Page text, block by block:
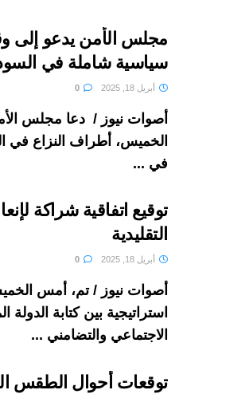
مجلس الأمن يدعو إلى
سياسية شاملة في
أبريل 18, 2025
أصوات نيوز / دعا مجلس
الخميس، أطراف النزاع في
في ...
توقيع اتفاقية شراكة
التقليدية
أبريل 18, 2025
أصوات نيوز / تم، أمس
استراتيجية بين كتابة الدولة
الاجتماعي والتضامني ...
توقعات أحوال الطقس